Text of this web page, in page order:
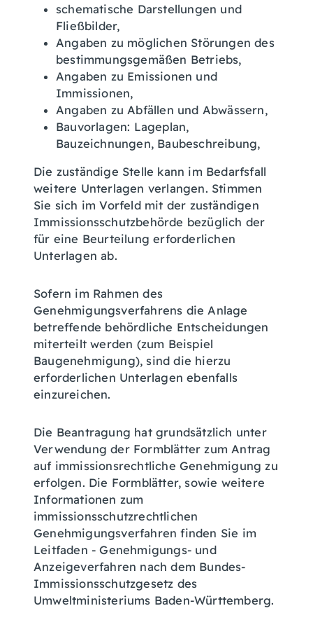
schematische Darstellungen und
Fließbilder,
Angaben zu möglichen Störungen des
bestimmungsgemäßen Betriebs,
Angaben zu Emissionen und
Immissionen,
Angaben zu Abfällen und Abwässern,
Bauvorlagen: Lageplan,
Bauzeichnungen, Baubeschreibung,
Die zuständige Stelle kann im Bedarfsfall
weitere Unterlagen verlangen. Stimmen
Sie sich im Vorfeld mit der zuständigen
Immissionsschutzbehörde bezüglich der
für eine Beurteilung erforderlichen
Unterlagen ab.
Sofern im Rahmen des
Genehmigungsverfahrens die Anlage
betreffende behördliche Entscheidungen
miterteilt werden (zum Beispiel
Baugenehmigung), sind die hierzu
erforderlichen Unterlagen ebenfalls
einzureichen.
Die Beantragung hat grundsätzlich unter
Verwendung der Formblätter zum Antrag
auf immissionsrechtliche Genehmigung zu
erfolgen. Die Formblätter, sowie weitere
Informationen zum
immissionsschutzrechtlichen
Genehmigungsverfahren finden Sie im
Leitfaden - Genehmigungs- und
Anzeigeverfahren nach dem Bundes-
Immissionsschutzgesetz des
Umweltministeriums Baden-Württemberg.